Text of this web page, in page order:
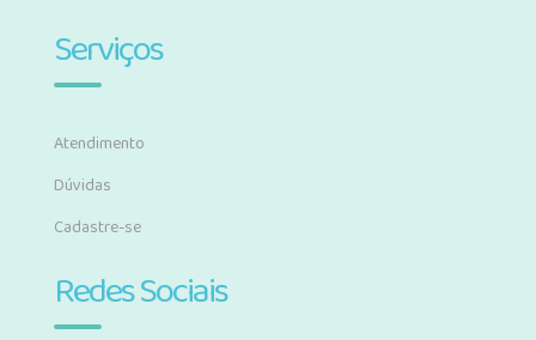
Serviços
Atendimento
Dúvidas
Cadastre-se
Redes Sociais